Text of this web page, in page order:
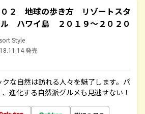
０２ 地球の歩き方 リゾートスタ
ハワイ島 ２０１９～２０２０
Style
発売
な自然は訪れる人々を魅了します。パ
進化する自然派グルメも見逃せない！